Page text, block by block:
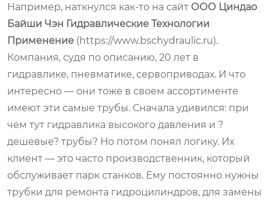
Например, наткнулся как-то на сайт ООО Циндао
Байши Чэн Гидравлические Технологии
Применение (https://www.bschydraulic.ru).
Компания, судя по описанию, 20 лет в
гидравлике, пневматике, сервоприводах. И что
интересно — они тоже в своем ассортименте
имеют эти самые трубы. Сначала удивился: при
чем тут гидравлика высокого давления и ?
дешевые? трубы? Но потом понял логику. Их
клиент — это часто производственник, который
обслуживает парк станков. Ему постоянно нужны
трубки для ремонта гидроцилиндров, для замены